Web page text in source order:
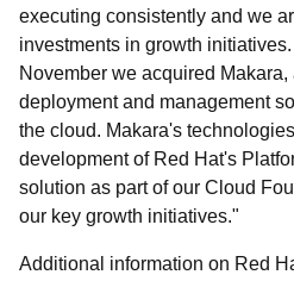
executing consistently and we
investments in growth
November we acquired
deployment and management
the cloud. Makara's
development of Red Hat's
solution as part of our Cloud
our key growth initiatives."
Additional information on Red